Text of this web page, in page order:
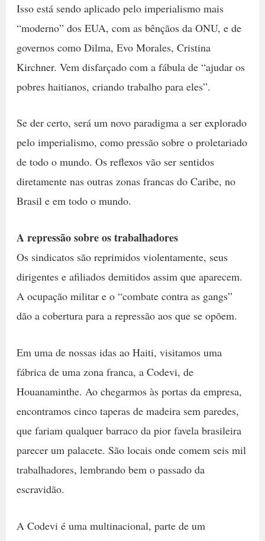
Isso está sendo aplicado pelo imperialismo mais
“moderno” dos EUA, com as bênçãos da ONU, e de
governos como Dilma, Evo Morales, Cristina
Kirchner. Vem disfarçado com a fábula de “ajudar os
pobres haitianos, criando trabalho para eles”.
Se der certo, será um novo paradigma a ser explorado
pelo imperialismo, como pressão sobre o proletariado
de todo o mundo. Os reflexos vão ser sentidos
diretamente nas outras zonas francas do Caribe, no
Brasil e em todo o mundo.
A repressão sobre os trabalhadores
Os sindicatos são reprimidos violentamente, seus
dirigentes e afiliados demitidos assim que aparecem.
A ocupação militar e o “combate contra as gangs”
dão a cobertura para a repressão aos que se opõem.
Em uma de nossas idas ao Haiti, visitamos uma
fábrica de uma zona franca, a Codevi, de
Houanaminthe. Ao chegarmos às portas da empresa,
encontramos cinco taperas de madeira sem paredes,
que fariam qualquer barraco da pior favela brasileira
parecer um palacete. São locais onde comem seis mil
trabalhadores, lembrando bem o passado da
escravidão.
A Codevi é uma multinacional, parte de um